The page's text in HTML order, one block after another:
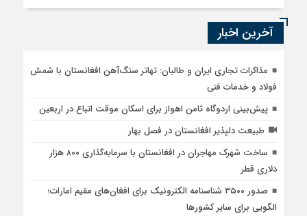
آخرین اخبار
مذاکرات تجاری ایران و طالبان: تهاتر سنگ‌آهن افغانستان با شمش
فولاد و خدمات فنی
پیش‌بینی اردوگاه ثامن اهواز برای اسکان موقت اتباع در اربعین
طبیعت دلپذیر افغانستان در فصل بهار
ساخت شهرک مهاجران در افغانستان با سرمایه‌گذاری ۸۰۰ هزار
دلاری قطر
صدور ۳۵۰۰ شناسنامه الکترونیک برای افغان‌های مقیم امارات؛
الگویی برای سایر کشورها